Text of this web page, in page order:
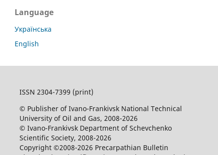
Language
Українська
English
ISSN 2304-7399 (print)
© Publisher of Ivano-Frankivsk National Technical
University of Oil and Gas, 2008-2026
© Ivano-Frankivsk Department of Schevchenko
Scientific Society, 2008-2026
Copyright ©2008-2026 Precarpathian Bulletin